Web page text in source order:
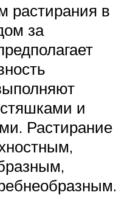
растирания в
за
и
Растирание